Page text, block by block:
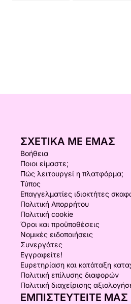
ΣΧΕΤΙΚΆ ΜΕ ΕΜΆΣ
Βοήθεια
Ποιοι είμαστε;
Πώς λειτουργεί η πλατφόρμα;
Τύπος
Επαγγελματίες ιδιοκτήτες
Πολιτική Απορρήτου
Πολιτική cookie
Όροι και προϋποθέσεις
Νομικές ειδοποιήσεις
Συνεργάτες
Εγγραφείτε!
Ευρετηρίαση και κατάταξη
Πολιτική επίλυσης διαφορών
Πολιτική διαχείρισης
ΕΜΠΙΣΤΕΥΤΕΊΤΕ ΜΑΣ